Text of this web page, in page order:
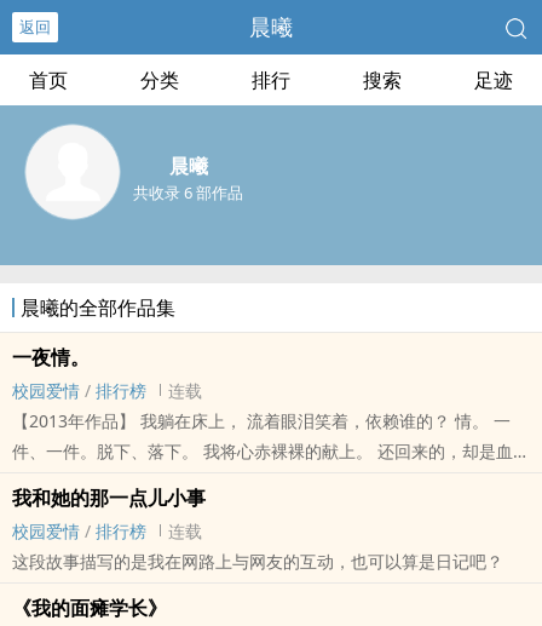
返回 晨曦
首页 分类 排行 搜索 足迹
晨曦
共收录 6 部作品
晨曦的全部作品集
‌‌‎一‌夜‎‌‍情‌‎。
校园爱情 / 排行榜
连载
【2013年作品】 我躺在床上， 流着眼泪笑着，依赖谁的？ 情。 一
件、一件。脱下、落下。 我将心赤裸裸的献上。 还回来的，却是血红
我和她的那一点儿小事
校园爱情 / 排行榜
连载
这段故事描写的是我在网路上与网友的互动，也可以算是日记吧？
《我的面瘫学长》